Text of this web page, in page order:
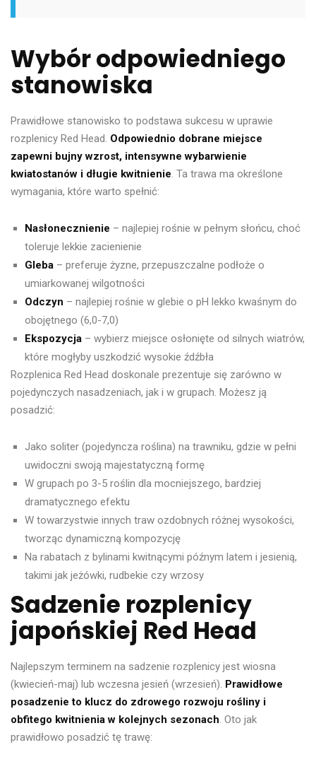
Wybór odpowiedniego
stanowiska
Prawidłowe stanowisko to podstawa sukcesu w uprawie
rozplenicy Red Head. Odpowiednio dobrane miejsce
zapewni bujny wzrost, intensywne wybarwienie
kwiatostanów i długie kwitnienie. Ta trawa ma określone
wymagania, które warto spełnić:
Nasłonecznienie – najlepiej rośnie w pełnym słońcu, choć
toleruje lekkie zacienienie
Gleba – preferuje żyzne, przepuszczalne podłoże o
umiarkowanej wilgotności
Odczyn – najlepiej rośnie w glebie o pH lekko kwaśnym do
obojętnego (6,0-7,0)
Ekspozycja – wybierz miejsce osłonięte od silnych wiatrów,
które mogłyby uszkodzić wysokie źdźbła
Rozplenica Red Head doskonale prezentuje się zarówno w
pojedynczych nasadzeniach, jak i w grupach. Możesz ją
posadzić:
Jako soliter (pojedyncza roślina) na trawniku, gdzie w pełni
uwidoczni swoją majestatyczną formę
W grupach po 3-5 roślin dla mocniejszego, bardziej
dramatycznego efektu
W towarzystwie innych traw ozdobnych różnej wysokości,
tworząc dynamiczną kompozycję
Na rabatach z bylinami kwitnącymi późnym latem i jesienią,
takimi jak jeżówki, rudbekie czy wrzosy
Sadzenie rozplenicy
japońskiej Red Head
Najlepszym terminem na sadzenie rozplenicy jest wiosna
(kwiecień-maj) lub wczesna jesień (wrzesień). Prawidłowe
posadzenie to klucz do zdrowego rozwoju rośliny i
obfitego kwitnienia w kolejnych sezonach. Oto jak
prawidłowo posadzić tę trawę: